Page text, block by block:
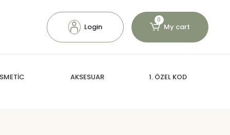
Login
0
My cart
AKSESUAR 1. ÖZEL KOD